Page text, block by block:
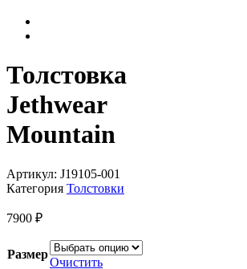
Толстовка
Jethwear
Mountain
Артикул: J19105-001
Категория Толстовки
7900 ₽
Размер
Очистить